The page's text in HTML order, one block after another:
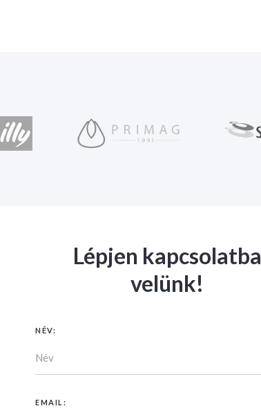
Lépjen kapcsolatba
velünk!
NÉV:
EMAIL: